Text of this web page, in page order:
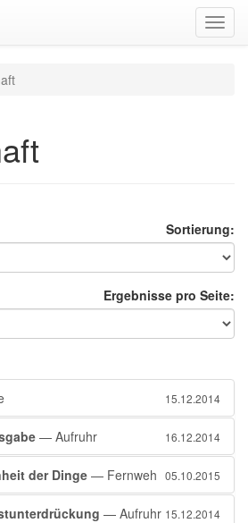
Sortierung:
Ergebnisse pro Seite:
15.12.2014
— Aufruhr 16.12.2014
der Dinge — Fernweh 05.10.2015
— Aufruhr 15.12.2014